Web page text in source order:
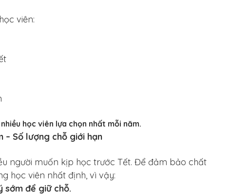
viên:
học viên lựa chọn nhất mỗi năm.
– Số lượng chỗ giới hạn
người muốn kịp học trước Tết. Để đảm bảo chất
học viên nhất định, vì vậy:
sớm để giữ chỗ.